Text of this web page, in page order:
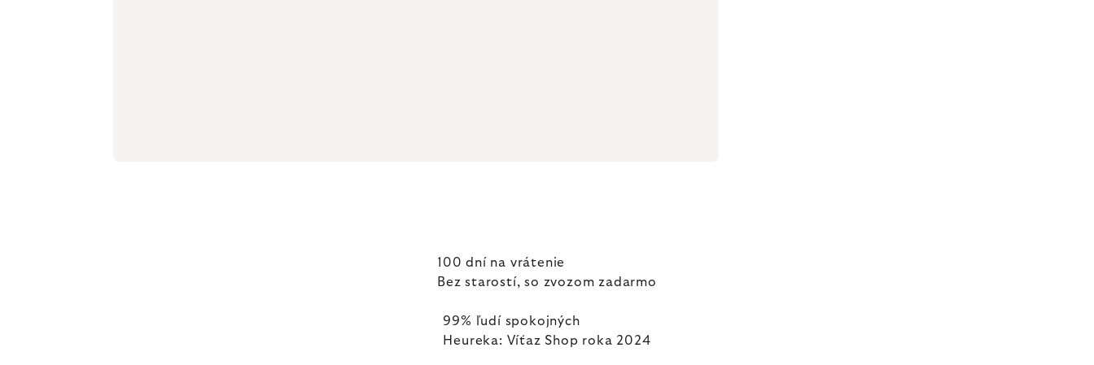
100 dní na vrátenie
Bez starostí, so zvozom zadarmo
99% ľudí spokojných
Heureka: Víťaz Shop roka 2024